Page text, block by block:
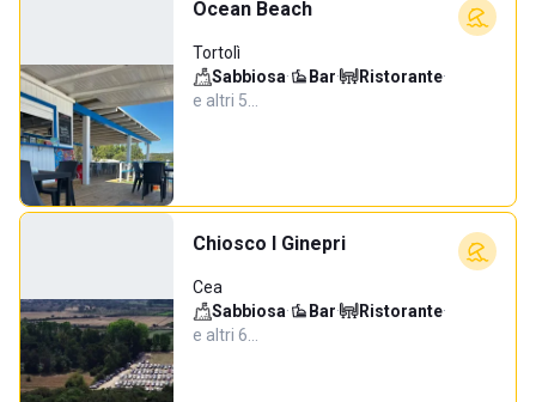
Ocean Beach
Tortolì
Sabbiosa· Bar· Ristorante·
e altri 5…
Chiosco I Ginepri
Cea
Sabbiosa· Bar· Ristorante·
e altri 6…